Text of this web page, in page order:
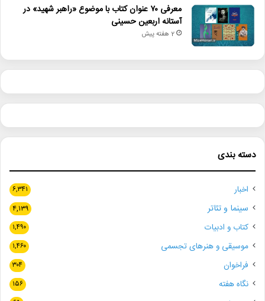
معرفی ۷۰ عنوان کتاب با موضوع «راهبر شهید» در
آستانه اربعین حسینی
2 هفته پیش
دسته بندی
اخبار ۶,۳۴۱
سینما و تئاتر ۴,۱۳۹
کتاب و ادبیات ۱,۴۹۰
موسیقی و هنرهای تجسمی ۱,۴۶۰
فراخوان ۳۰۴
نگاه هفته ۱۵۶